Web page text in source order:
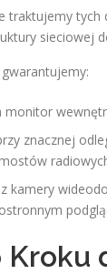
traktujemy
sieciowej
monitor
znacznej
kamery